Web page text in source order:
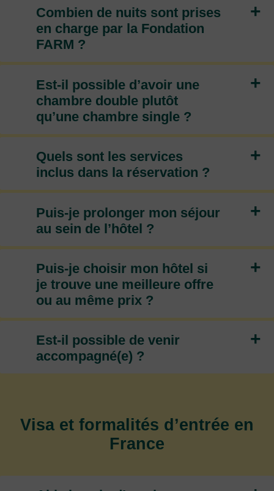
+
Combien de nuits sont prises
en charge par la Fondation
FARM ?
+
Est-il possible d’avoir une
chambre double plutôt
qu’une chambre single ?
+
Quels sont les services
inclus dans la réservation ?
+
Puis-je prolonger mon séjour
au sein de l’hôtel ?
+
Puis-je choisir mon hôtel si
je trouve une meilleure offre
ou au même prix ?
+
Est-il possible de venir
accompagné(e) ?
Visa et formalités d’entrée en
France